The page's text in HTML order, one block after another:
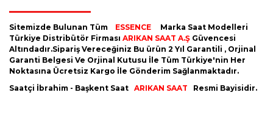
Sitemizde Bulunan Tüm ESSENCE
Marka Saat Modelleri
Türkiye Distribütör Firması ARIKAN SAAT A.Ş Güvencesi
Altındadır.Sipariş Vereceğiniz Bu ürün 2 Yıl Garantili , Orjinal
Garanti Belgesi Ve Orjinal Kutusu İle Tüm Türkiye'nin Her
Noktasına Ücretsiz Kargo İle Gönderim Sağlanmaktadır.
Saatçi İbrahim - Başkent Saat ARIKAN SAAT Resmi Bayisidir.